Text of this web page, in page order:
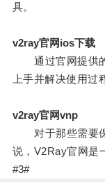
具。
v2ray官网ios下载
通过官网提供的
上手并解决使用过
v2ray官网vnp
对于那些需要保
说，V2Ray官网是
#3#